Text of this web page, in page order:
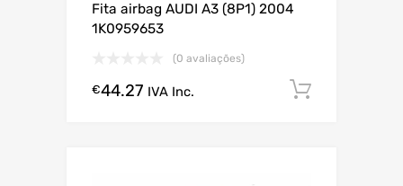
Fita airbag AUDI A3 (8P1) 2004
1K0959653
(0 avaliações)
€44.27 IVA Inc.